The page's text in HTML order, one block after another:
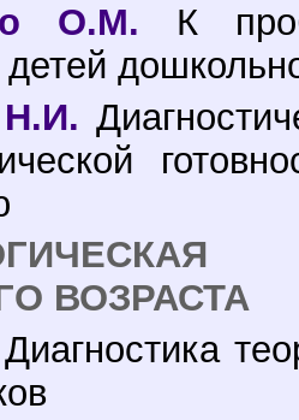
О.М. К
детей
Н.И.
ВОЗРАСТА
Диагностика